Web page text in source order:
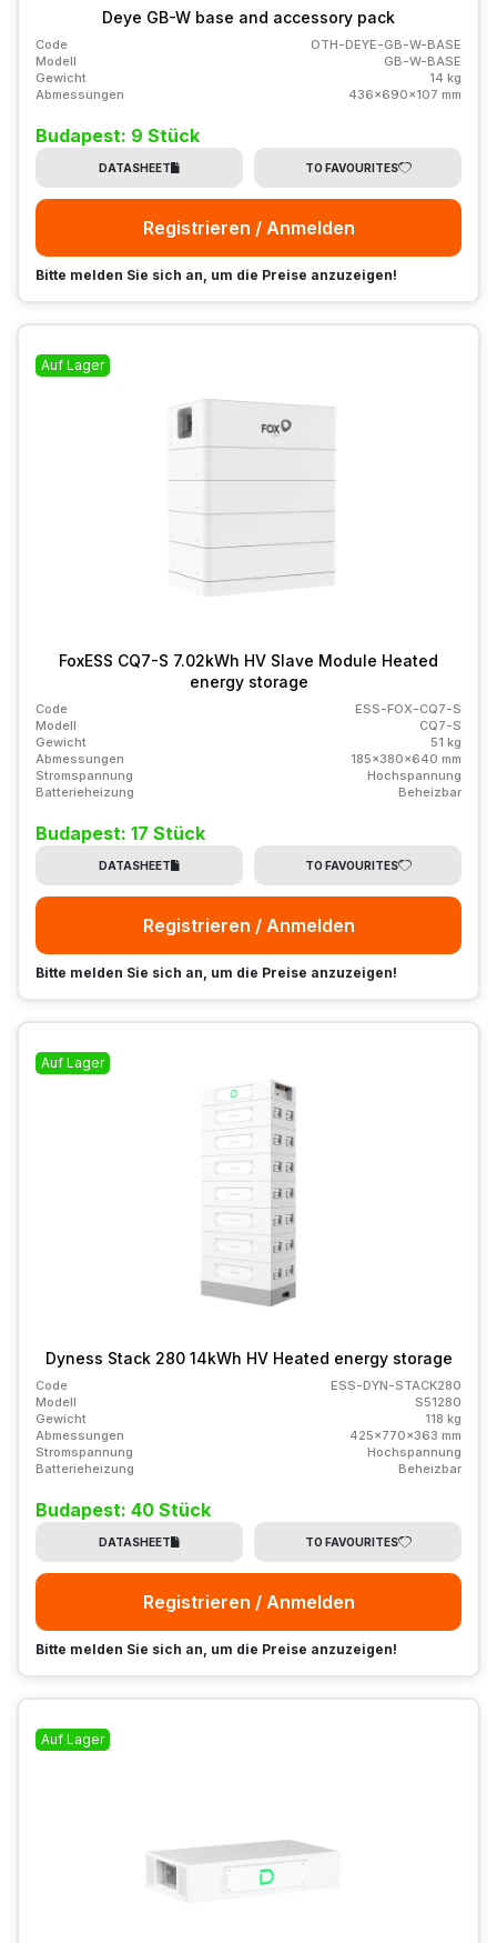
Deye GB-W base and accessory pack
Code
OTH-DEYE-GB-W-BASE
Modell
GB-W-BASE
Gewicht
14 kg
Abmessungen
436x690x107 mm
Budapest: 9 Stück
DATASHEET TO FAVOURITES
Registrieren / Anmelden
Bitte melden Sie sich an, um die Preise anzuzeigen!
Auf Lager
FoxESS CQ7-S 7.02kWh HV Slave Module Heated
energy storage
Code
ESS-FOX-CQ7-S
Modell
CQ7-S
Gewicht
51 kg
Abmessungen
185x380x640 mm
Stromspannung
Hochspannung
Batterieheizung
Beheizbar
Budapest: 17 Stück
DATASHEET TO FAVOURITES
Registrieren / Anmelden
Bitte melden Sie sich an, um die Preise anzuzeigen!
Auf Lager
Dyness Stack 280 14kWh HV Heated energy storage
Code
ESS-DYN-STACK280
Modell
S51280
Gewicht
118 kg
Abmessungen
425x770x363 mm
Stromspannung
Hochspannung
Batterieheizung
Beheizbar
Budapest: 40 Stück
DATASHEET TO FAVOURITES
Registrieren / Anmelden
Bitte melden Sie sich an, um die Preise anzuzeigen!
Auf Lager